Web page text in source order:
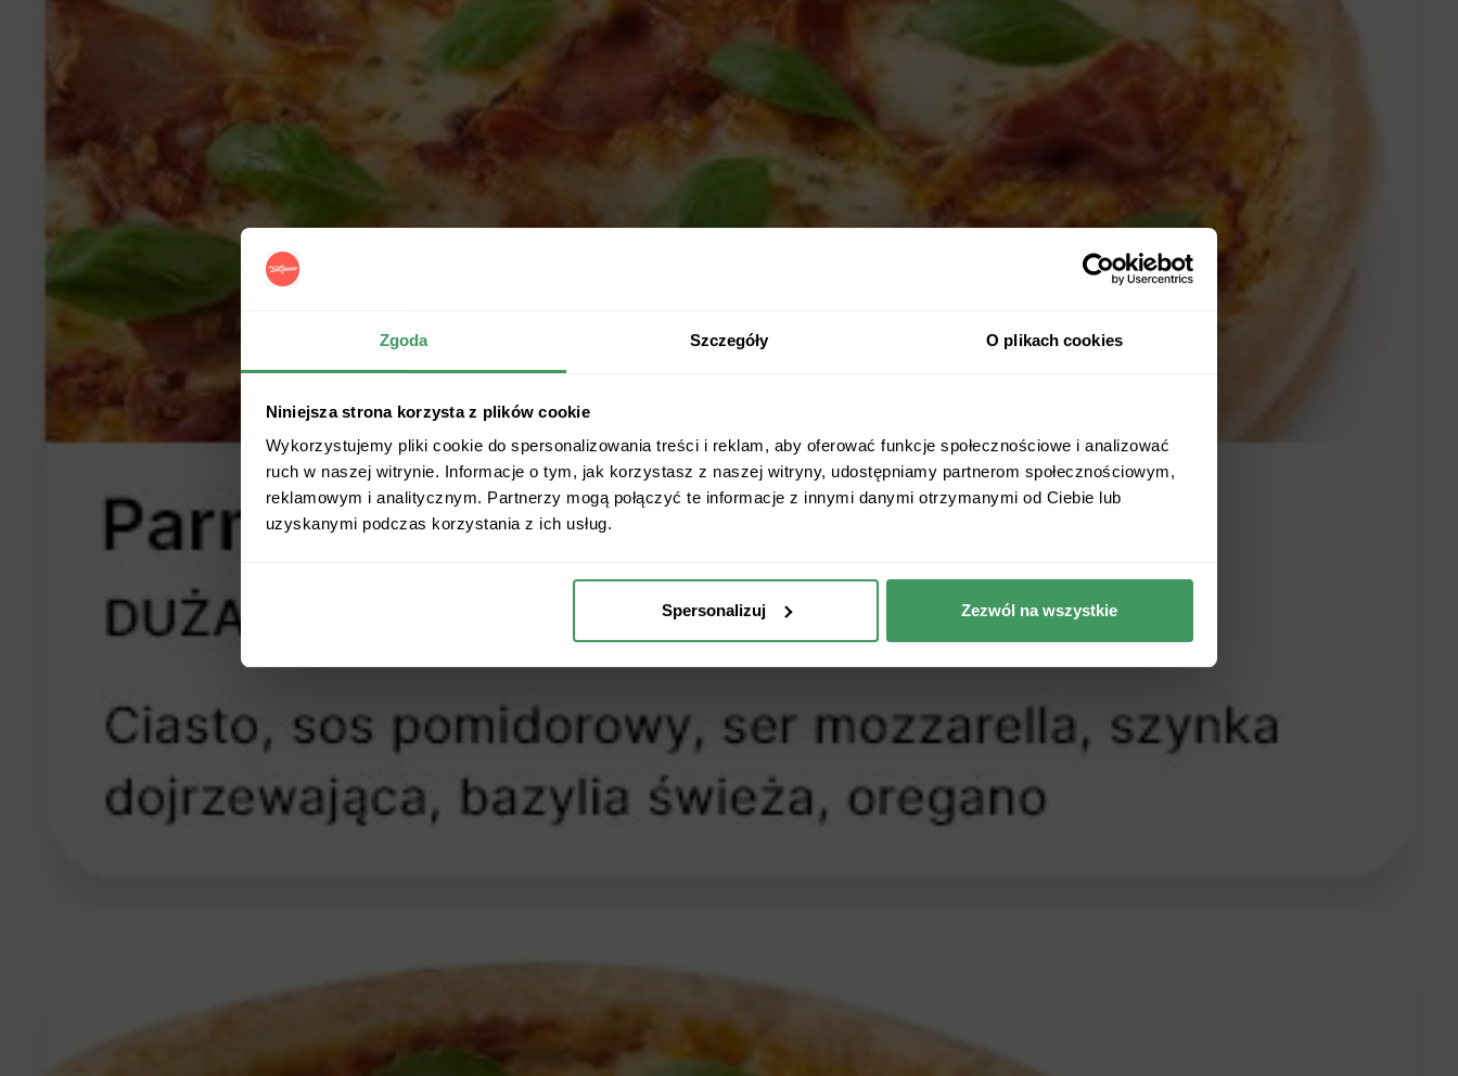
Zgoda Szczegóły O plikach cookies
Niniejsza strona korzysta z plików cookie
Wykorzystujemy pliki cookie do spersonalizowania treści i reklam, aby oferować funkcje społecznościowe i analizować
ruch w naszej witrynie. Informacje o tym, jak korzystasz z naszej witryny, udostępniamy partnerom społecznościowym,
reklamowym i analitycznym. Partnerzy mogą połączyć te informacje z innymi danymi otrzymanymi od Ciebie lub
uzyskanymi podczas korzystania z ich usług.
Spersonalizuj Zezwól na wszystkie